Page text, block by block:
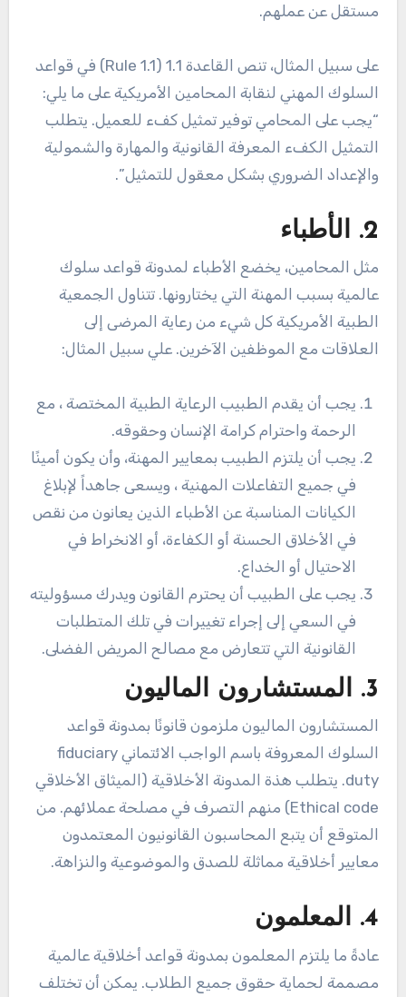
مستقل عن عملهم.
على سبيل المثال، تنص القاعدة 1.1 (Rule 1.1) في قواعد
السلوك المهني لنقابة المحامين الأمريكية على ما يلي:
“يجب على المحامي توفير تمثيل كفء للعميل. يتطلب
التمثيل الكفء المعرفة القانونية والمهارة والشمولية
والإعداد الضروري بشكل معقول للتمثيل”.
2. الأطباء
مثل المحامين، يخضع الأطباء لمدونة قواعد سلوك
عالمية بسبب المهنة التي يختارونها. تتناول الجمعية
الطبية الأمريكية كل شيء من رعاية المرضى إلى
العلاقات مع الموظفين الآخرين. علي سبيل المثال:
يجب أن يقدم الطبيب الرعاية الطبية المختصة ، مع
الرحمة واحترام كرامة الإنسان وحقوقه.
يجب أن يلتزم الطبيب بمعايير المهنة، وأن يكون أمينًا
في جميع التفاعلات المهنية ، ويسعى جاهداً لإبلاغ
الكيانات المناسبة عن الأطباء الذين يعانون من نقص
في الأخلاق الحسنة أو الكفاءة، أو الانخراط في
الاحتيال أو الخداع.
يجب على الطبيب أن يحترم القانون ويدرك مسؤوليته
في السعي إلى إجراء تغييرات في تلك المتطلبات
القانونية التي تتعارض مع مصالح المريض الفضلى.
3. المستشارون الماليون
المستشارون الماليون ملزمون قانونًا بمدونة قواعد
السلوك المعروفة باسم الواجب الائتماني fiduciary
duty. يتطلب هذة المدونة الأخلاقية (الميثاق الأخلاقي
Ethical code) منهم التصرف في مصلحة عملائهم. من
المتوقع أن يتبع المحاسبون القانونيون المعتمدون
معايير أخلاقية مماثلة للصدق والموضوعية والنزاهة.
4. المعلمون
عادةً ما يلتزم المعلمون بمدونة قواعد أخلاقية عالمية
مصممة لحماية حقوق جميع الطلاب. يمكن أن تختلف